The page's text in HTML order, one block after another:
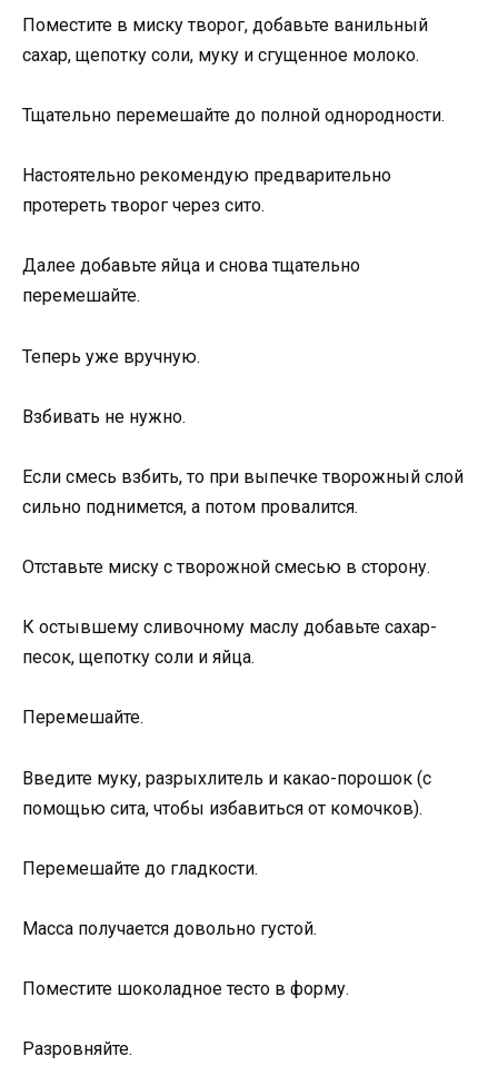
Поместите в миску творог, добавьте ванильный
сахар, щепотку соли, муку и сгущенное молоко.
Тщательно перемешайте до полной однородности.
Настоятельно рекомендую предварительно
протереть творог через сито.
Далее добавьте яйца и снова тщательно
перемешайте.
Теперь уже вручную.
Взбивать не нужно.
Если смесь взбить, то при выпечке творожный слой
сильно поднимется, а потом провалится.
Отставьте миску с творожной смесью в сторону.
К остывшему сливочному маслу добавьте сахар-
песок, щепотку соли и яйца.
Перемешайте.
Введите муку, разрыхлитель и какао-порошок (с
помощью сита, чтобы избавиться от комочков).
Перемешайте до гладкости.
Масса получается довольно густой.
Поместите шоколадное тесто в форму.
Разровняйте.